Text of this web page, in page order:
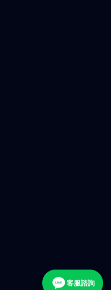
LINE 客服諮詢